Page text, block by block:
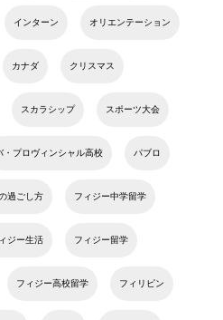
インターン オリエンテーション
カナダ クリスマス
スカラシップ スポーツ大会
・プロヴィンシャル高校 パブロ
過ごし方 フィジー中学留学
ジー生活 フィジー留学
フィジー高校留学 フィリピン